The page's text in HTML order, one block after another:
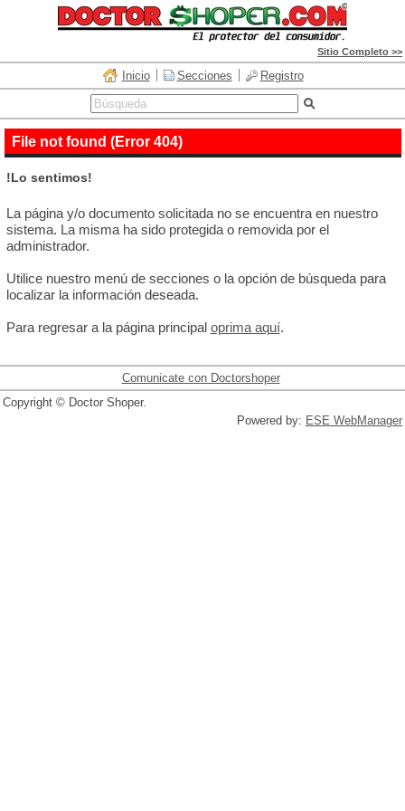
Sitio Completo >>
Inicio Secciones Registro
File not found (Error 404)
!Lo sentimos!
La página y/o documento solicitada no se encuentra en nuestro
sistema. La misma ha sido protegida o removida por el
administrador.
Utilice nuestro menú de secciones o la opción de búsqueda para
localizar la información deseada.
Para regresar a la página principal oprima aquí.
Comunicate con Doctorshoper
Copyright © Doctor Shoper.
Powered by: ESE WebManager